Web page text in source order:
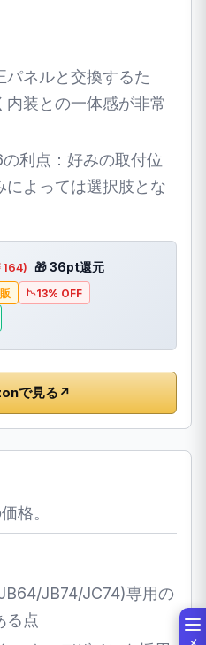
ネルと交換するた
装との一体感が非常
利点：好みの取付位
によっては選択肢とな
164) 🎁 36pt還元
13% OFF
で見る ↗
格。
JB74/JC74)専用の
る点